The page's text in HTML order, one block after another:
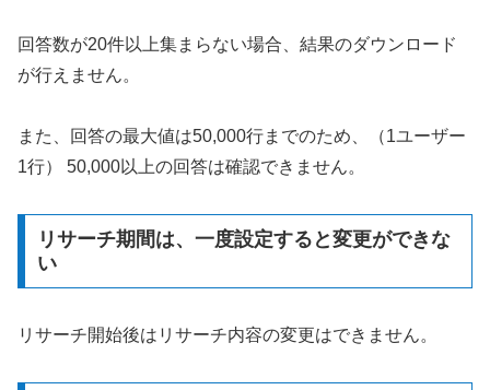
回答数が20件以上集まらない場合、結果のダウンロード
が行えません。
また、回答の最大値は50,000行までのため、（1ユーザー
1行） 50,000以上の回答は確認できません。
リサーチ期間は、一度設定すると変更ができな
い
リサーチ開始後はリサーチ内容の変更はできません。